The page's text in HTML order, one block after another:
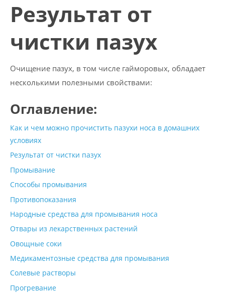
Результат от
чистки пазух
Очищение пазух, в том числе гайморовых, обладает
несколькими полезными свойствами:
Оглавление:
Как и чем можно прочистить пазухи носа в домашних
условиях
Результат от чистки пазух
Промывание
Способы промывания
Противопоказания
Народные средства для промывания носа
Отвары из лекарственных растений
Овощные соки
Медикаментозные средства для промывания
Солевые растворы
Прогревание